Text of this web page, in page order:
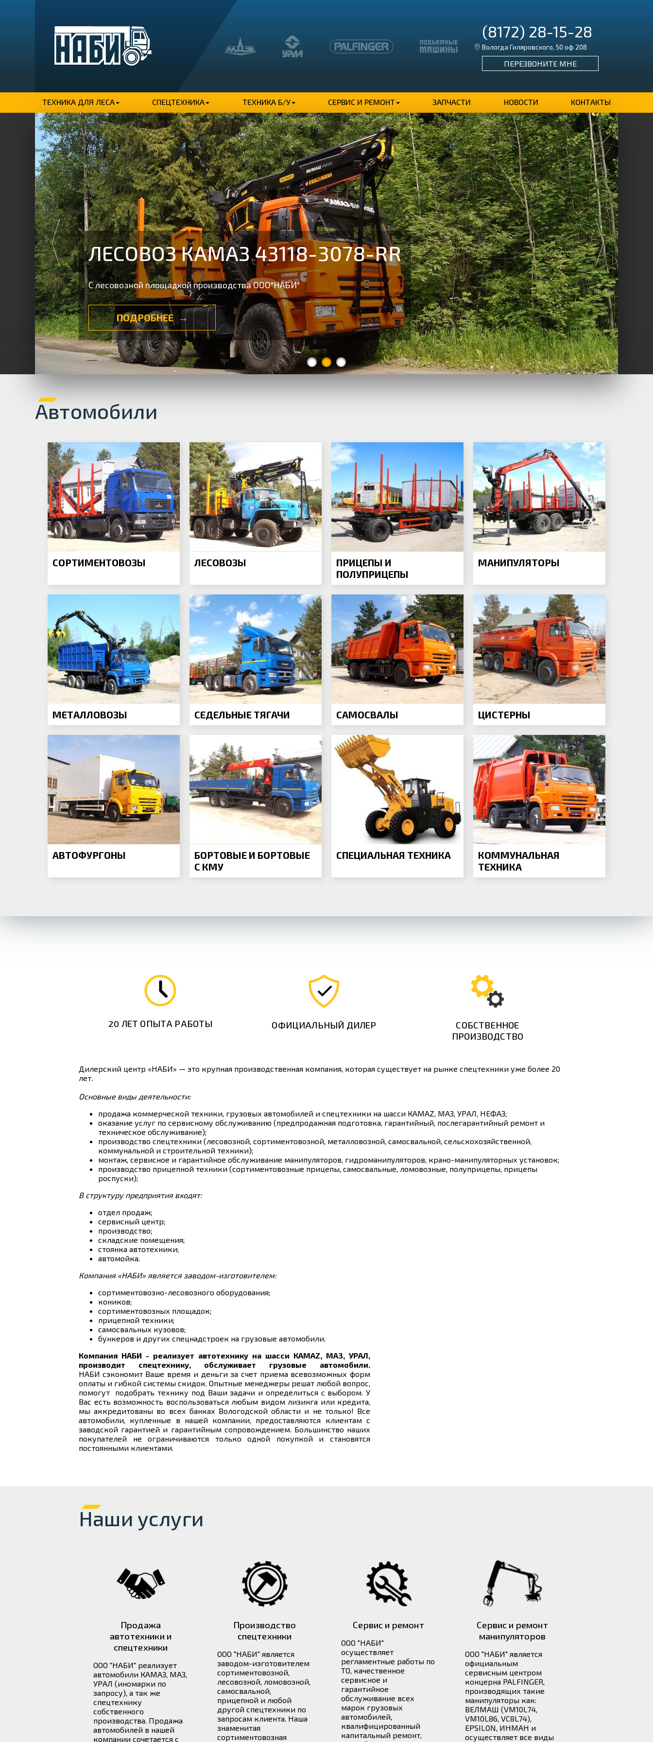
(8172) 28-15-28
Вологда Гиляровского, 50 оф 208
ПЕРЕЗВОНИТЕ МНЕ
ТЕХНИКА ДЛЯ ЛЕСА СПЕЦТЕХНИКА ТЕХНИКА Б/У СЕРВИС И РЕМОНТ ЗАПЧАСТИ НОВОСТИ КОНТАКТЫ
ЛЕСОВОЗ КАМАЗ 43118-3078-RR
С лесовозной площадкой производства ООО"НАБИ"
ПОДРОБНЕЕ
Автомобили
СОРТИМЕНТОВОЗЫ ЛЕСОВОЗЫ
ПРИЦЕПЫ И
ПОЛУПРИЦЕПЫ
МАНИПУЛЯТОРЫ
МЕТАЛЛОВОЗЫ СЕДЕЛЬНЫЕ ТЯГАЧИ САМОСВАЛЫ ЦИСТЕРНЫ
АВТОФУРГОНЫ
БОРТОВЫЕ И БОРТОВЫЕ
С КМУ
СПЕЦИАЛЬНАЯ ТЕХНИКА
КОММУНАЛЬНАЯ
ТЕХНИКА
20 ЛЕТ ОПЫТА РАБОТЫ ОФИЦИАЛЬНЫЙ ДИЛЕР
СОБСТВЕННОЕ
ПРОИЗВОДСТВО
Дилерский центр «НАБИ» — это крупная производственная компания, которая существует на рынке спецтехники уже более 20
лет.
Основные виды деятельности:
продажа коммерческой техники, грузовых автомобилей и спецтехники на шасси КАМАZ, МАЗ, УРАЛ, НЕФАЗ;
оказание услуг по сервисному обслуживанию (предпродажная подготовка, гарантийный, послегарантийный ремонт и
техническое обслуживание);
производство спецтехники (лесовозной, сортиментовозной, металловозной, самосвальной, сельскохозяйственной,
коммунальной и строительной техники);
монтаж, сервисное и гарантийное обслуживание манипуляторов, гидроманипуляторов, крано-манипуляторных установок;
производство прицепной техники (сортиментовозные прицепы, самосвальные, ломовозные, полуприцепы, прицепы
роспуски);
В структуру предприятия входят:
отдел продаж;
сервисный центр;
производство;
складские помещения;
стоянка автотехники;
автомойка.
Компания «НАБИ» является заводом-изготовителем:
сортиментовозно-лесовозного оборудования;
коников;
сортиментовозных площадок;
прицепной техники;
самосвальных кузовов;
бункеров и других спецнадстроек на грузовые автомобили.
Компания НАБИ - реализует автотехнику на шасси КАМАZ, МАЗ, УРАЛ,
производит спецтехнику, обслуживает грузовые автомобили.
НАБИ сэкономит Ваше время и деньги за счет приема всевозможных форм
оплаты и гибкой системы скидок. Опытные менеджеры решат любой вопрос,
помогут подобрать технику под Ваши задачи и определиться с выбором. У
Вас есть возможность воспользоваться любым видом лизинга или кредита,
мы аккредитованы во всех банках Вологодской области и не только! Все
автомобили, купленные в нашей компании, предоставляются клиентам с
заводской гарантией и гарантийным сопровождением. Большинство наших
покупателей не ограничиваются только одной покупкой и становятся
постоянными клиентами.
Наши услуги
Продажа
автотехники и
спецтехники
ООО "НАБИ" реализует
автомобили КАМАЗ, МАЗ,
УРАЛ (иномарки по
запросу), а так же
спецтехнику
собственного
производства. Продажа
автомобилей в нашей
компании сочетается с
Производство
спецтехники
ООО "НАБИ" является
заводом-изготовителем
сортиментовозной,
лесовозной, ломовозной,
самосвальной,
прицепной и любой
другой спецтехники по
запросам клиента. Наша
знаменитая
сортиментовозная
Сервис и ремонт
ООО "НАБИ"
осуществляет
регламентные работы по
ТО, качественное
сервисное и
гарантийное
обслуживание всех
марок грузовых
автомобилей,
квалифицированный
капитальный ремонт,
Сервис и ремонт
манипуляторов
ООО "НАБИ" является
официальным
сервисным центром
концерна PALFINGER,
производящих такие
манипуляторы как:
ВЕЛМАШ (VM10L74,
VM10L86, VC8L74),
EPSILON, ИНМАН и
осуществляет все виды